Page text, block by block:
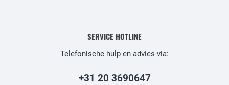
SERVICE HOTLINE
Telefonische hulp en advies via:
+31 20 3690647